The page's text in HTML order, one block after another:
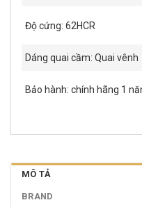
Độ cứng: 62HCR
Dáng quai cầm: Quai vênh
Bảo hành: chính hãng 1
MÔ TẢ
BRAND